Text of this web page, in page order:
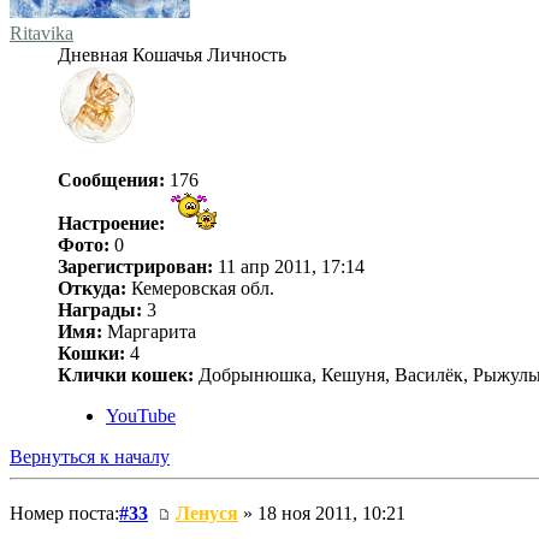
Ritavika
Дневная Кошачья Личность
Сообщения: 176
Настроение:
Фото: 0
Зарегистрирован: 11 апр 2011, 17:14
Откуда: Кемеровская обл.
Награды: 3
Имя: Маргарита
Кошки: 4
Клички кошек: Добрынюшка, Кешуня, Василёк,
YouTube
Вернуться к началу
Номер поста:#33 Ленуся » 18 ноя 2011, 10:21